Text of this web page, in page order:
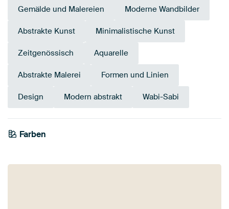
Gemälde und Malereien Moderne Wandbilder
Abstrakte Kunst Minimalistische Kunst
Zeitgenössisch Aquarelle
Abstrakte Malerei Formen und Linien
Design Modern abstrakt Wabi-Sabi
Farben
Beige
Salbeigrün